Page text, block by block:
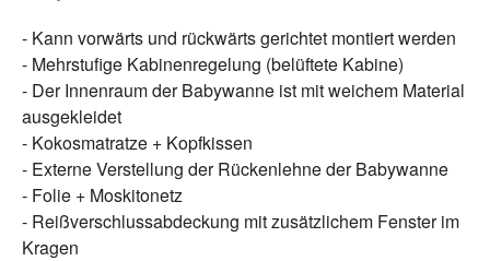
- Kann vorwärts und rückwärts gerichtet montiert werden
- Mehrstufige Kabinenregelung (belüftete Kabine)
- Der Innenraum der Babywanne ist mit weichem Material
ausgekleidet
- Kokosmatratze + Kopfkissen
- Externe Verstellung der Rückenlehne der Babywanne
- Folie + Moskitonetz
- Reißverschlussabdeckung mit zusätzlichem Fenster im
Kragen